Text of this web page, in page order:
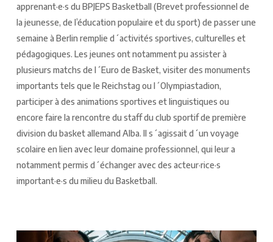
apprenant·e·s du BPJEPS Basketball (Brevet professionnel de
la jeunesse, de l’éducation populaire et du sport) de passer une
semaine à Berlin remplie d´activités sportives, culturelles et
pédagogiques. Les jeunes ont notamment pu assister à
plusieurs matchs de l´Euro de Basket, visiter des monuments
importants tels que le Reichstag ou l´Olympiastadion,
participer à des animations sportives et linguistiques ou
encore faire la rencontre du staff du club sportif de première
division du basket allemand Alba. Il s´agissait d´un voyage
scolaire en lien avec leur domaine professionnel, qui leur a
notamment permis d´échanger avec des acteur·rice·s
important·e·s du milieu du Basketball.